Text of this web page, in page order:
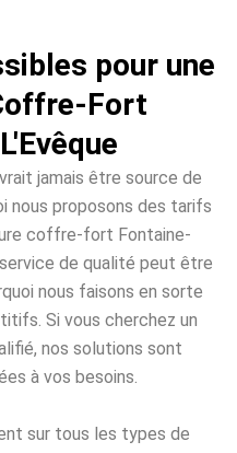
pour une
Fort
jamais être source de
nous proposons des tarifs
coffre-fort Fontaine-
service de qualité peut être
nous faisons en sorte
Si vous cherchez un
nos solutions sont
à vos besoins.
sur tous les types de